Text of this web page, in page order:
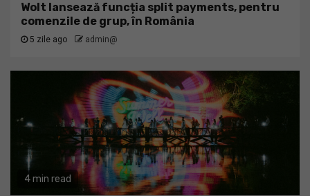
Wolt lansează funcția split payments, pentru
comenzile de grup, în România
5 zile ago admin@
4 min read